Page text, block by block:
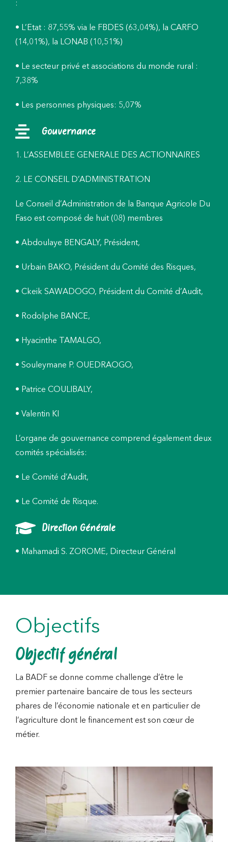
:
• L’Etat : 87,55% via le FBDES (63,04%), la CARFO
(14,01%), la LONAB (10,51%)
• Le secteur privé et associations du monde rural :
7,38%
• Les personnes physiques: 5,07%
Gouvernance
1. L’ASSEMBLEE GENERALE DES ACTIONNAIRES
2. LE CONSEIL D’ADMINISTRATION
Le Conseil d’Administration de la Banque Agricole Du
Faso est composé de huit (08) membres
• Abdoulaye BENGALY, Président,
• Urbain BAKO, Président du Comité des Risques,
• Ckeik SAWADOGO, Président du Comité d’Audit,
• Rodolphe BANCE,
• Hyacinthe TAMALGO,
• Souleymane P. OUEDRAOGO,
• Patrice COULIBALY,
• Valentin KI
L’organe de gouvernance comprend également deux
comités spécialisés:
• Le Comité d’Audit,
• Le Comité de Risque.
Direction Générale
• Mahamadi S. ZOROME, Directeur Général
Objectifs
Objectif général
La BADF se donne comme challenge d’être le
premier partenaire bancaire de tous les secteurs
phares de l’économie nationale et en particulier de
l’agriculture dont le financement est son cœur de
métier.